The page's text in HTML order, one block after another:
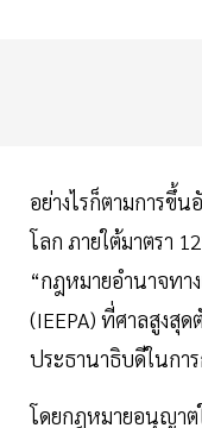
อย่างไรก็ตามการขึ้
โลก ภายใต้มาตรา
“กฎหมายอำนาจทา
(IEEPA) ที่ศาลสูงสุ
ประธานาธิบดีในกา
โดยกฎหมายอนุญาต